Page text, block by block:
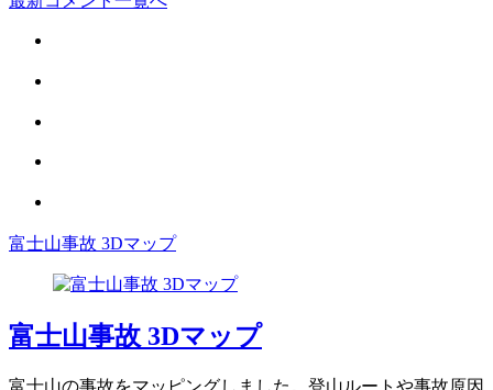
富士山事故 3Dマップ
富士山事故 3Dマップ
富士山の事故をマッピングしました。登山ルートや事故原因